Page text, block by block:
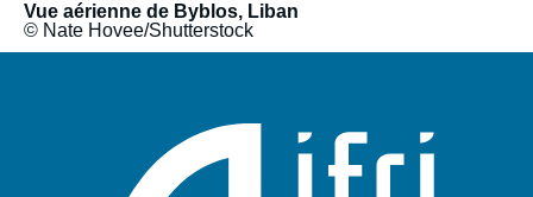
Vue aérienne de Byblos, Liban
© Nate Hovee/Shutterstock